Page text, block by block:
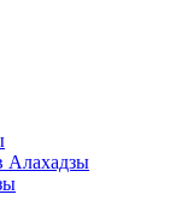
Алахадзы